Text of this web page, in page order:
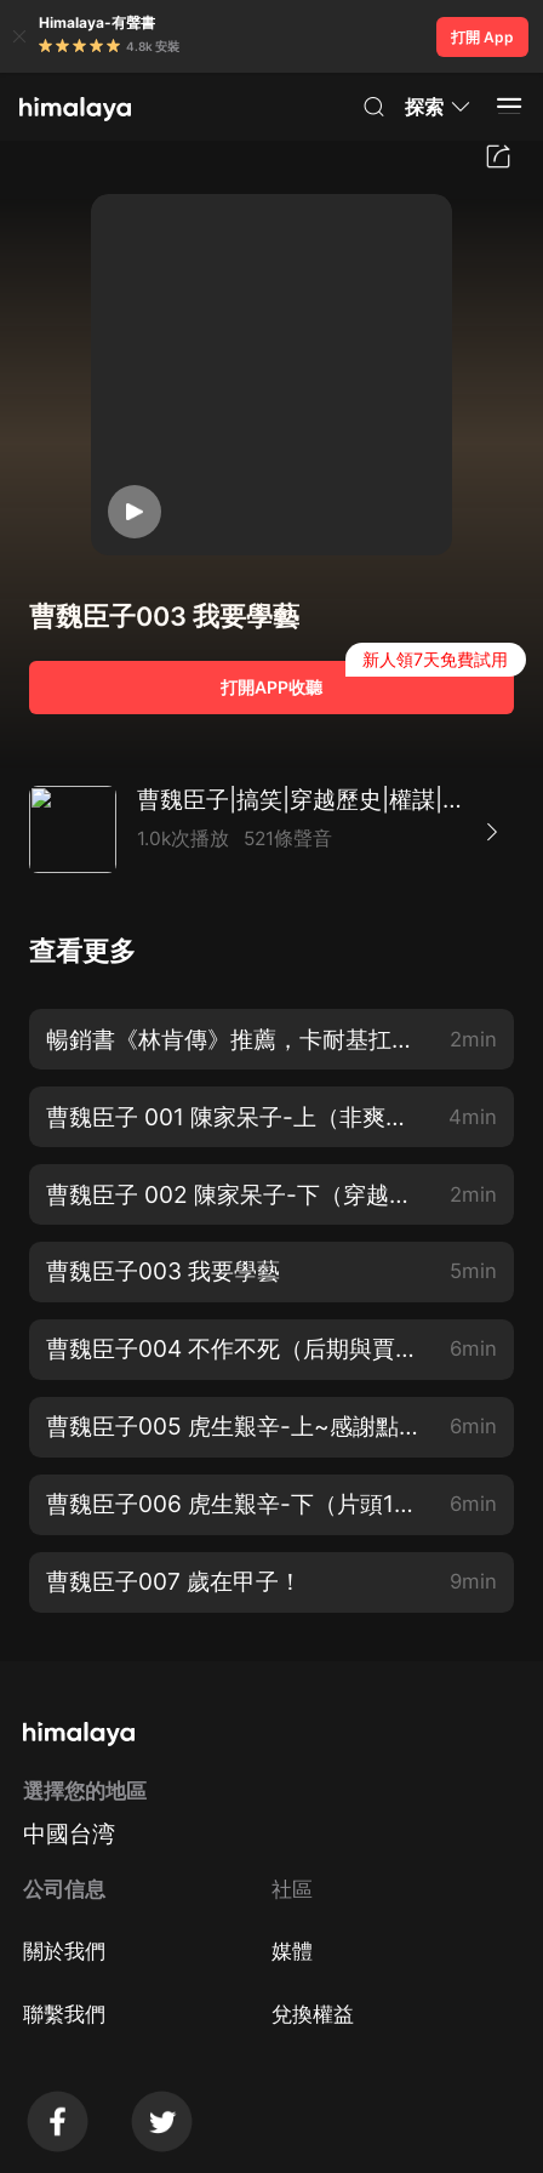
Himalaya-有聲書
4.8k 安裝
打開 App
探索
曹魏臣子003 我要學藝
打開APP收聽
新人領7天免費試用
曹魏臣子|搞笑|穿越歷史|權謀|三國|熱血|多播
1.0k次播放 521條聲音
查看更多
暢銷書《林肯傳》推薦，卡耐基扛鼎之作、近月小幺演播 2min
曹魏臣子 001 陳家呆子-上（非爽文，權謀有趣悶著壞） 4min
曹魏臣子 002 陳家呆子-下（穿越版虎嘯龍吟，曲折路、終成就！） 2min
曹魏臣子003 我要學藝 5min
曹魏臣子004 不作不死（后期與賈詡、郭嘉、荀彧等人過招~） 6min
曹魏臣子005 虎生艱辛-上~感謝點讚、評論 6min
曹魏臣子006 虎生艱辛-下（片頭13秒，片尾6秒） 6min
曹魏臣子007 歲在甲子！ 9min
選擇您的地區
中國台湾
公司信息
關於我們
聯繫我們
社區
媒體
兌換權益